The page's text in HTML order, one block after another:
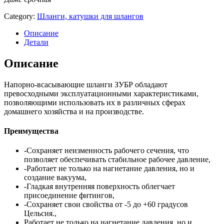
Category: Шланги, катушки для шлангов
Описание
Детали
Описание
Напорно-всасывающие шланги ЗУБР обладают
превосходными эксплуатационными характеристиками,
позволяющими использовать их в различных сферах
домашнего хозяйства и на производстве.
Преимущества
-Сохраняет неизменность рабочего сечения, что
позволяет обеспечивать стабильное рабочее давление,
-Работает не только на нагнетание давления, но и
создание вакуума,
-Гладкая внутренняя поверхность облегчает
присоединение фитингов,
-Сохраняет свои свойства от -5 до +60 градусов
Цельсия.,